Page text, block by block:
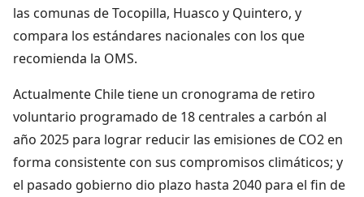
las comunas de Tocopilla, Huasco y Quintero, y
compara los estándares nacionales con los que
recomienda la OMS.
Actualmente Chile tiene un cronograma de retiro
voluntario programado de 18 centrales a carbón al
año 2025 para lograr reducir las emisiones de CO2 en
forma consistente con sus compromisos climáticos; y
el pasado gobierno dio plazo hasta 2040 para el fin de